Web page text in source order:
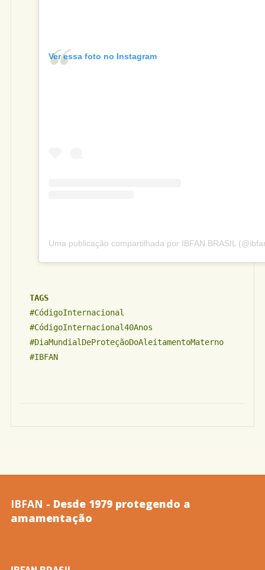
Ver essa foto no Instagram
Uma publicação compartilhada por IBFAN BRASIL
TAGS
#CódigoInternacional
#CódigoInternacional40Anos
#DiaMundialDeProteçãoDoAleitamentoMaterno
#IBFAN
IBFAN - Desde 1979 protegendo a
amamentação